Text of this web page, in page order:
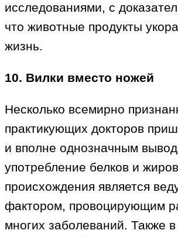
исследованиями, с
что животные продукты
жизнь.
10. Вилки вместо ножей
Несколько всемирно
практикующих докторов
и вполне однозначным
употребление белков и
происхождения является
фактором, провоцирующим
многих заболеваний. Также